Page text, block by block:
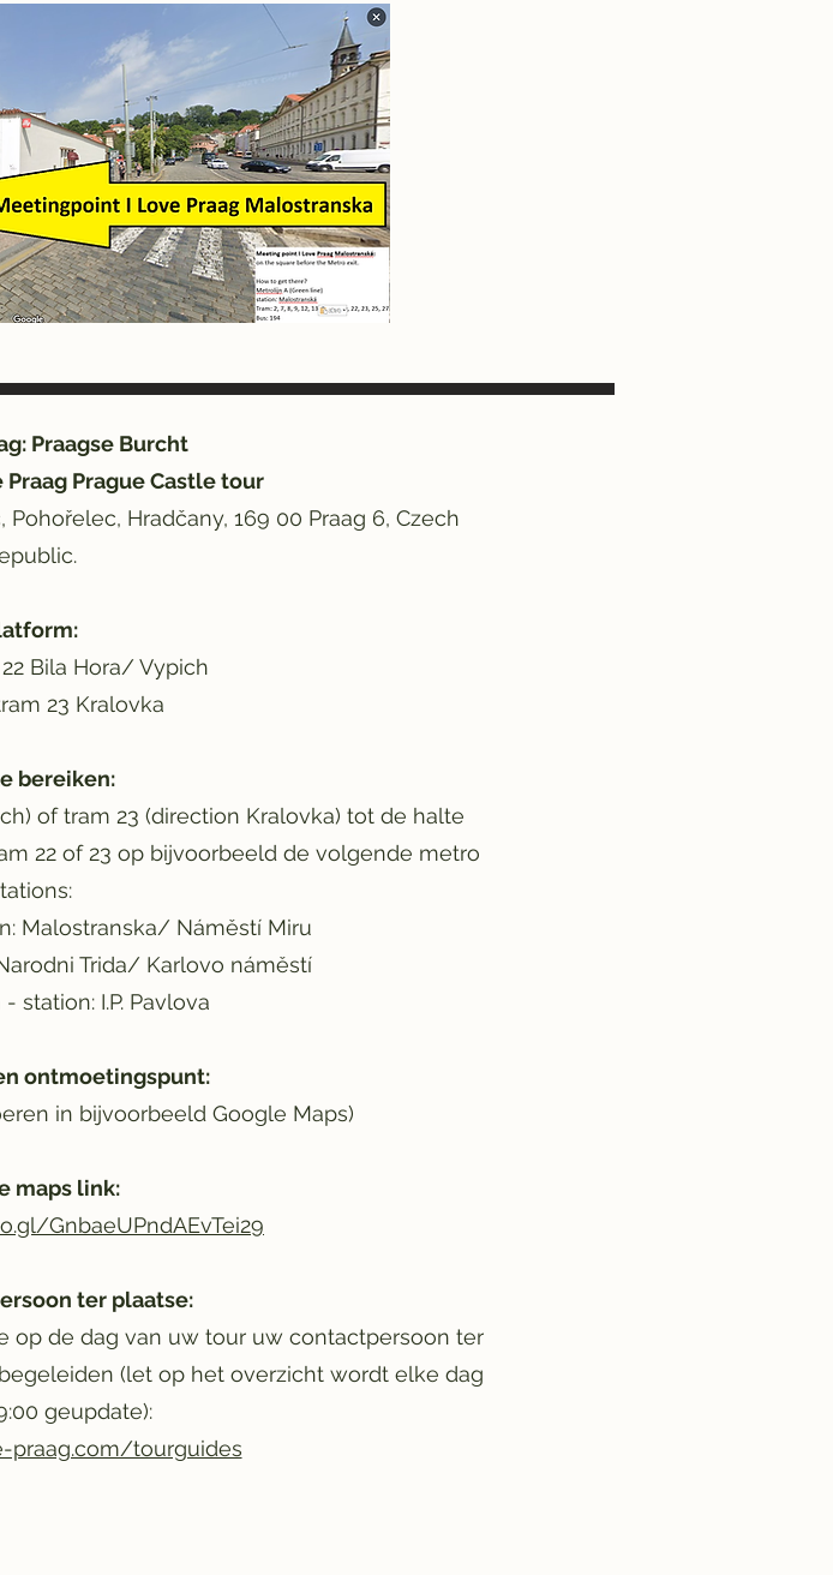
Praagse Burcht
Prague Castle tour
Hradčany, 169 00 Praag 6, Czech
Bila Hora/ Vypich
23 Kralovka
bereiken:
of tram 23 (direction Kralovka) tot de halte
22 of 23 op bijvoorbeeld de volgende metro
Malostranska/ Náměstí Miru
Trida/ Karlovo náměstí
station: I.P. Pavlova
ontmoetingspunt:
in bijvoorbeeld Google Maps)
maps link:
GnbaeUPndAEvTei29
ter plaatse:
op de dag van uw tour uw contactpersoon ter
(let op het overzicht wordt elke dag
geupdate):
praag.com/tourguides